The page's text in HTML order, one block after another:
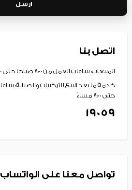
ارسل
اتصل بنا
المبيعات: ساعات العمل من 8:00 صباحا حتى 11:00 مساءً
حتى 8:00 مساءً
19059
تواصل معنا على الواتساب